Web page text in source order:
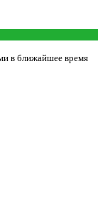
в ближайшее время